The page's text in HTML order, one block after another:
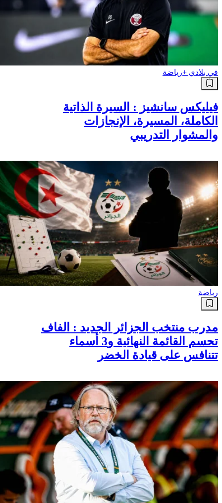
في بلادي +رياضة
فيليكس سانشيز : السيرة الذاتية
الكاملة، المسيرة، الإنجازات
والمشوار التدريبي
رياضة
مدرب منتخب الجزائر الجديد : الفاف
تحسم القائمة النهائية و3 أسماء
تتنافس على قيادة الخضر